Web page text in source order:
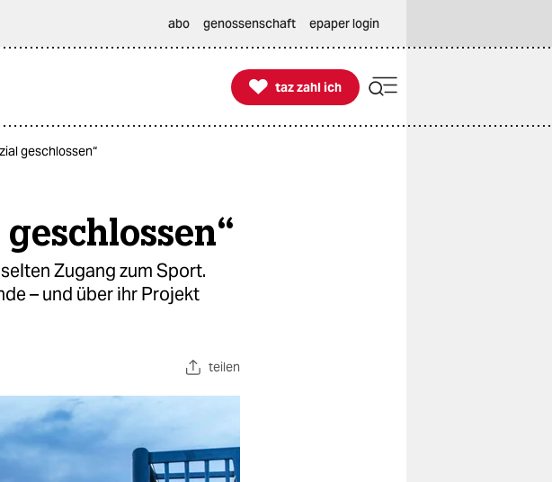
abo genossenschaft epaper login

taz zahl ich
taz zahl ich
geschlossen“
Zugang zum Sport.
– und über ihr Projekt
teilen